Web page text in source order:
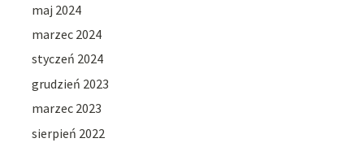
maj 2024
marzec 2024
styczeń 2024
grudzień 2023
marzec 2023
sierpień 2022